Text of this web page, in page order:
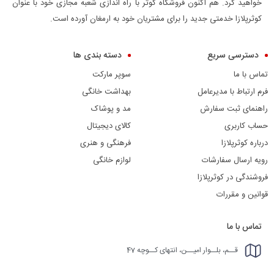
خواهید کرد. هم اکنون فروشگاه کوثر با راه اندازی شعبه مجازی خود با عنوان
کوثرپلازا خدمتی جدید را برای مشتریان خود به ارمغان آورده است.
دسترسی سریع
تماس با ما
فرم ارتباط با مدیرعامل
راهنمای ثبت سفارش
حساب کاربری
درباره کوثرپلازا
رویه ارسال سفارشات
فروشندگی در کوثرپلازا
قوانین و مقررات
دسته بندی ها
سوپر مارکت
بهداشت خانگی
مد و پوشاک
کالای دیجیتال
فرهنگی و هنری
لوازم خانگی
تماس با ما
قــم، بلــوار امیــن، انتهای کــوچه 47